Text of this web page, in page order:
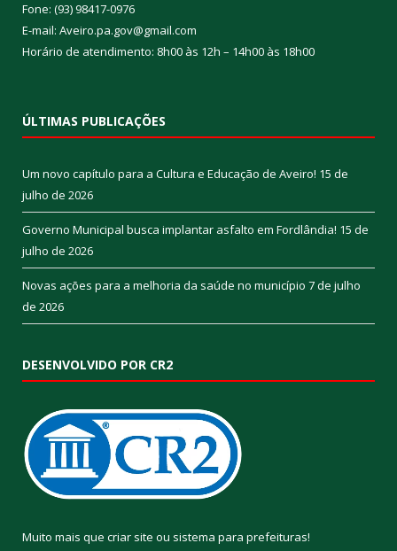
Fone: (93) 98417-0976
E-mail: Aveiro.pa.gov@gmail.com
Horário de atendimento: 8h00 às 12h – 14h00 às 18h00
ÚLTIMAS PUBLICAÇÕES
Um novo capítulo para a Cultura e Educação de Aveiro! 15 de
julho de 2026
Governo Municipal busca implantar asfalto em Fordlândia! 15 de
julho de 2026
Novas ações para a melhoria da saúde no município 7 de julho
de 2026
DESENVOLVIDO POR CR2
Muito mais que criar site ou sistema para prefeituras!